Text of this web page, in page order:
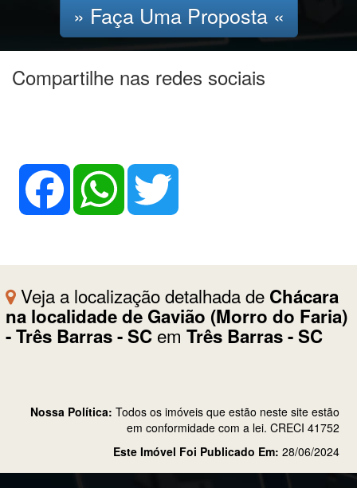
» Faça Uma Proposta «
Compartilhe nas redes sociais
Facebook WhatsApp
Veja a localização detalhada de Chácara
na localidade de Gavião (Morro do Faria)
- Três Barras - SCem Três Barras - SC
Nossa Política: Todos os imóveis que estão neste site estão
em conformidade com a lei. CRECI 41752
Este Imóvel Foi Publicado Em: 28/06/2024